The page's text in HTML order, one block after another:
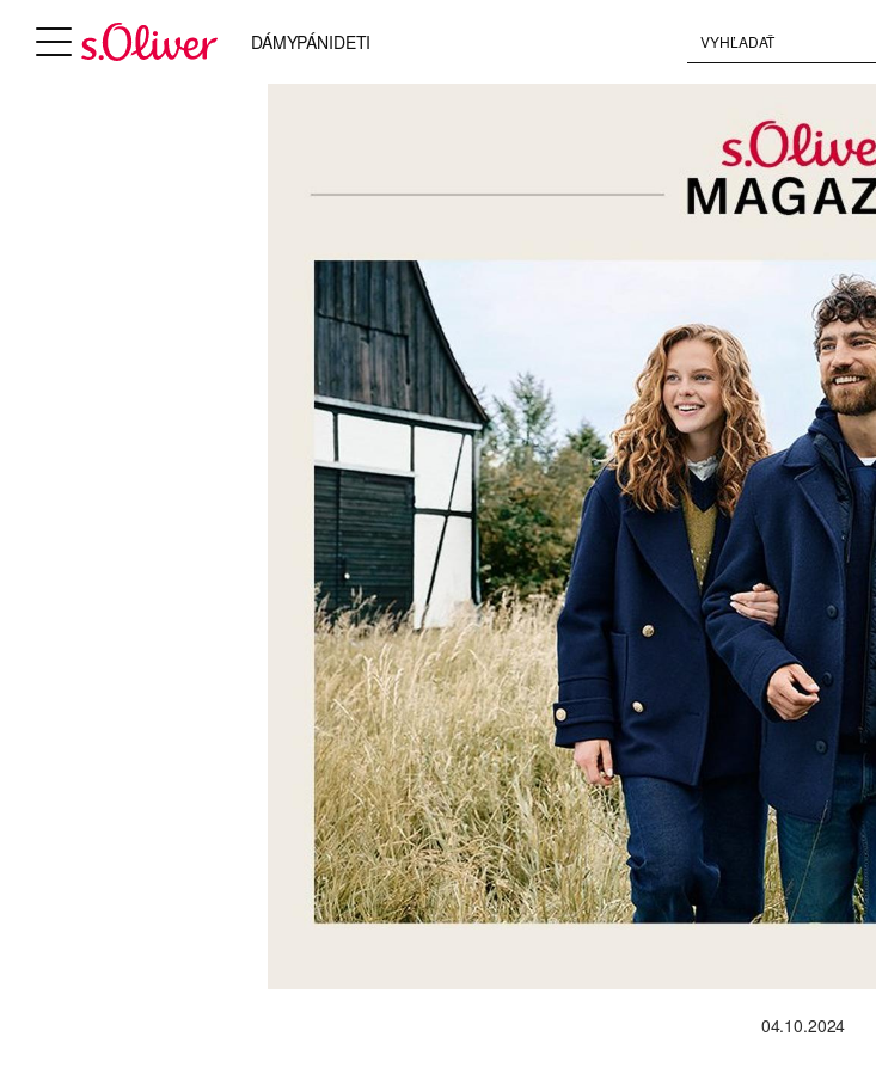
DÁMYPÁNIDETI
04.10.2024